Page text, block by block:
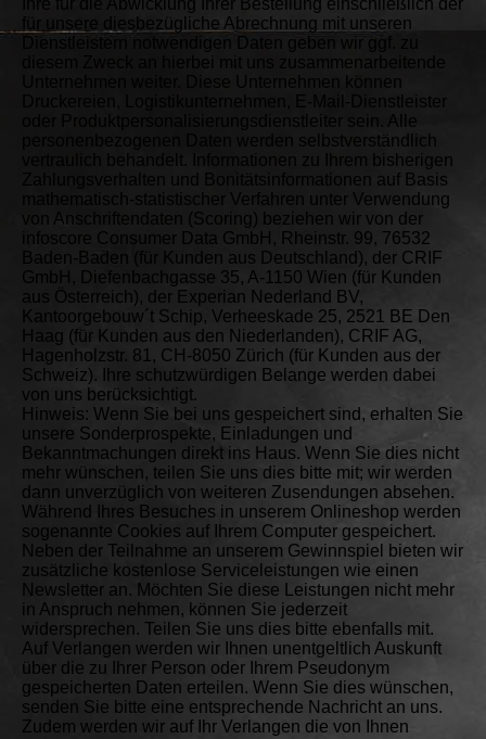
Ihre für die Abwicklung Ihrer Bestellung einschließlich der
für unsere diesbezügliche Abrechnung mit unseren
Dienstleistern notwendigen Daten geben wir ggf. zu
diesem Zweck an hierbei mit uns zusammenarbeitende
Unternehmen weiter. Diese Unternehmen können
Druckereien, Logistikunternehmen, E-Mail-Dienstleister
oder Produktpersonalisierungsdienstleiter sein. Alle
personenbezogenen Daten werden selbstverständlich
vertraulich behandelt. Informationen zu Ihrem bisherigen
Zahlungsverhalten und Bonitätsinformationen auf Basis
mathematisch-statistischer Verfahren unter Verwendung
von Anschriftendaten (Scoring) beziehen wir von der
infoscore Consumer Data GmbH, Rheinstr. 99, 76532
Baden-Baden (für Kunden aus Deutschland), der CRIF
GmbH, Diefenbachgasse 35, A-1150 Wien (für Kunden
aus Österreich), der Experian Nederland BV,
Kantoorgebouw´t Schip, Verheeskade 25, 2521 BE Den
Haag (für Kunden aus den Niederlanden), CRIF AG,
Hagenholzstr. 81, CH-8050 Zürich (für Kunden aus der
Schweiz). Ihre schutzwürdigen Belange werden dabei
von uns berücksichtigt.
Hinweis: Wenn Sie bei uns gespeichert sind, erhalten Sie
unsere Sonderprospekte, Einladungen und
Bekanntmachungen direkt ins Haus. Wenn Sie dies nicht
mehr wünschen, teilen Sie uns dies bitte mit; wir werden
dann unverzüglich von weiteren Zusendungen absehen.
Während Ihres Besuches in unserem Onlineshop werden
sogenannte Cookies auf Ihrem Computer gespeichert.
Neben der Teilnahme an unserem Gewinnspiel bieten wir
zusätzliche kostenlose Serviceleistungen wie einen
Newsletter an. Möchten Sie diese Leistungen nicht mehr
in Anspruch nehmen, können Sie jederzeit
widersprechen. Teilen Sie uns dies bitte ebenfalls mit.
Auf Verlangen werden wir Ihnen unentgeltlich Auskunft
über die zu Ihrer Person oder Ihrem Pseudonym
gespeicherten Daten erteilen. Wenn Sie dies wünschen,
senden Sie bitte eine entsprechende Nachricht an uns.
Zudem werden wir auf Ihr Verlangen die von Ihnen